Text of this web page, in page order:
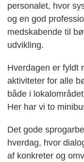
personalet, hvor
og en god
medskabende til
udvikling.
Hverdagen er fyldt
aktiviteter for alle
både i
Her har vi to
Det gode
hverdag, hvor
af konkreter og